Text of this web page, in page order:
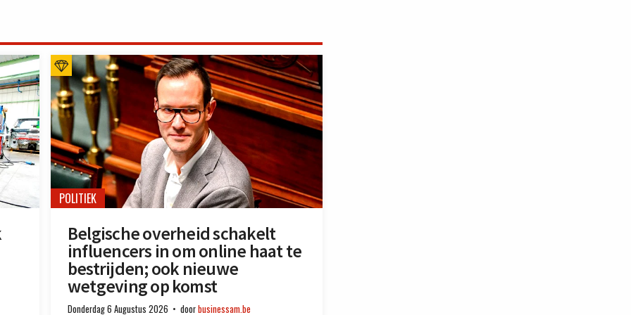
POLITIEK
Belgische overheid schakelt
influencers in om online haat te
bestrijden; ook nieuwe
wetgeving op komst
Donderdag 6 Augustus 2026 doorbusinessam.be